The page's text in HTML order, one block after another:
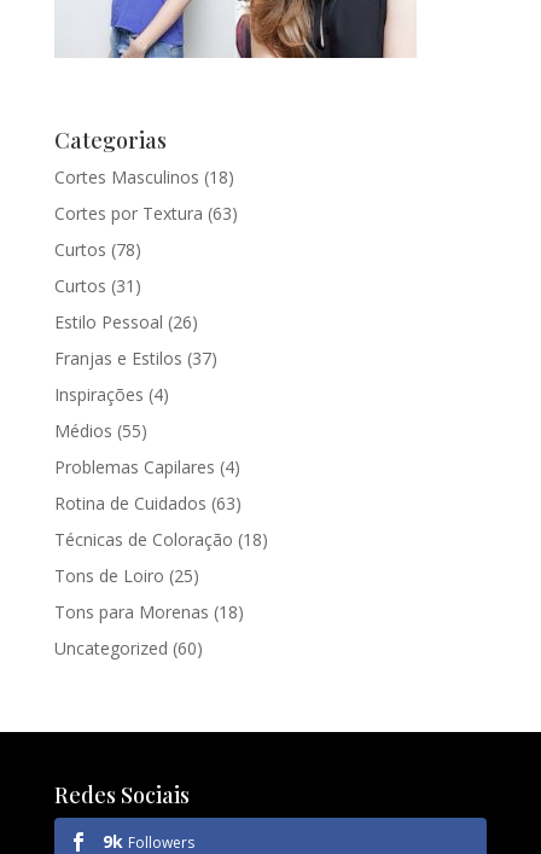
Categorias
Cortes Masculinos (18)
Cortes por Textura (63)
Curtos (78)
Curtos (31)
Estilo Pessoal (26)
Franjas e Estilos (37)
Inspirações (4)
Médios (55)
Problemas Capilares (4)
Rotina de Cuidados (63)
Técnicas de Coloração (18)
Tons de Loiro (25)
Tons para Morenas (18)
Uncategorized (60)
Redes Sociais
9k Followers